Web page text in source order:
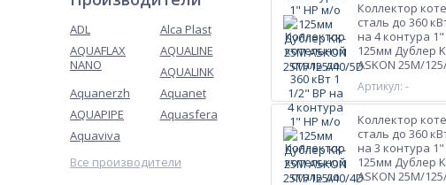
ADL
Alca Plast
AQUAFLAX
NANO
AQUALINE
AQUALINK
Aquanerzh
Aquanet
AQUAPIPE
Aquasfera
Aquaviva
Все производители
Коллектор
сталь до 360
на 4 контура
125мм Дублер
ASKON 25M/
Артикул: -
Коллектор
сталь до 360
на 3 контура
125мм Дублер
ASKON 25M/